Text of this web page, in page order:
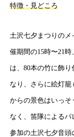
特徴・見どころ
土沢七夕まつりのメ
催期間の15時〜21
は、80本の竹に飾
なり、さらに絵灯
からの景色はいっそ
なく、笛隊による
参加の土沢七夕音